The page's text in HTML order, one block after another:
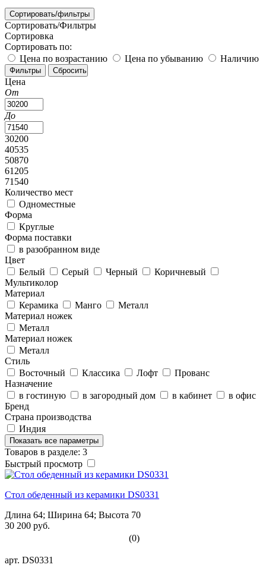
Сортировать/фильтры
Сортировать/Фильтры
Сортировка
Сортировать по:
Цена по возрастанию
Цена по убыванию Наличию
Цена
От
До
30200
40535
50870
61205
71540
Количество мест
Одноместные
Форма
Круглые
Форма поставки
в разобранном виде
Цвет
Белый
Серый Черный
Коричневый
Мультиколор
Материал
Керамика
Манго
Металл
Материал ножек
Металл
Материал ножек
Металл
Стиль
Восточный
Классика Лофт
Прованс
Назначение
в гостиную
в загородный дом в кабинет
в офис
Бренд
Страна производства
Индия
Показать все параметры
Товаров в разделе: 3
Быстрый просмотр
Стол обеденный из керамики DS0331
Длина 64; Ширина 64; Высота 70
30 200 руб.
(0)
арт. DS0331